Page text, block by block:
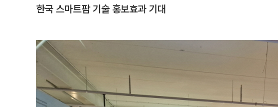
한국 스마트팜 기술 홍보효과 기대